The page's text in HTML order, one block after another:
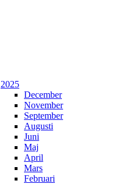
2025
December
November
September
Augusti
Juni
Maj
April
Mars
Februari